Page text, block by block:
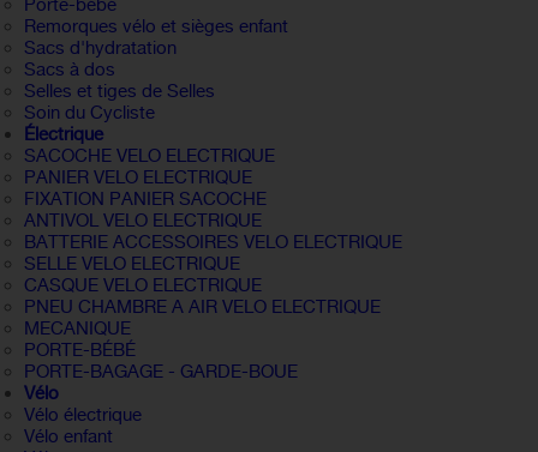
Porte-bébé
Remorques vélo et sièges enfant
Sacs d'hydratation
Sacs à dos
Selles et tiges de Selles
Soin du Cycliste
Électrique
SACOCHE VELO ELECTRIQUE
PANIER VELO ELECTRIQUE
FIXATION PANIER SACOCHE
ANTIVOL VELO ELECTRIQUE
BATTERIE ACCESSOIRES VELO ELECTRIQUE
SELLE VELO ELECTRIQUE
CASQUE VELO ELECTRIQUE
PNEU CHAMBRE A AIR VELO ELECTRIQUE
MECANIQUE
PORTE-BÉBÉ
PORTE-BAGAGE - GARDE-BOUE
Vélo
Vélo électrique
Vélo enfant